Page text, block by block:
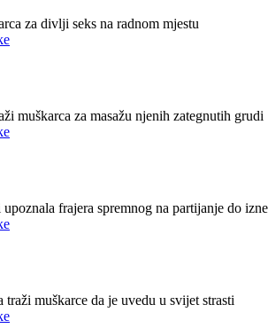
za divlji seks na radnom mjestu
muškarca za masažu njenih zategnutih grudi
frajera spremnog na partijanje do
muškarce da je uvedu u svijet strasti